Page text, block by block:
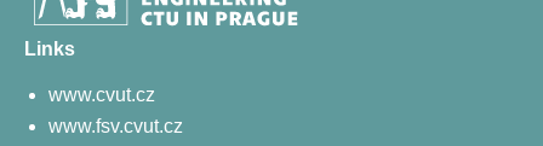
Links
www.cvut.cz
www.fsv.cvut.cz